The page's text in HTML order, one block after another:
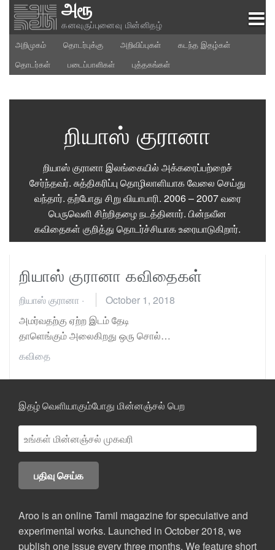
Skip
content
அரூ
கனவுருப்புனைவு மின்னிதழ்
அறிமுகம் தொடர்புக்கு அறிவிப்புகள்
கடந்த இதழ்கள்
தொடர்கள்
படைப்பாளிகள் புத்தகங்கள்
றியாஸ் குரானா
றியாஸ் குரானா இலங்கையில் அக்கரைப்பற்றைச்
சேர்ந்தவர். சுத்திகரிப்பு தொழிலாளியாக வேலை செய்து
வந்தார். தற்போது சிறு வியாபாரி. 2006 – 2007 வரை
பெருவெளி சிற்றிதழை நடத்தினார். பின்நவீன
கவிதைகள் குறித்து தொடர்ச்சியாக உரையாடுகிறார்.
றியாஸ் குரானா கவிதைகள்
றியாஸ் குரானா ·
October 1, 2018
அமர்வதற்கு ஏற்ற இடம் தேடி
தாளெங்கும் அலைகிறது ஒரு சொல்…
கவிதை
இதழ் வெளியாகும்போது மின்னஞ்சல் பெற
Aroo is an online Tamil magazine for speculative and
experimental works. Launched in October 2018, we
publish one issue every three months. We feature short